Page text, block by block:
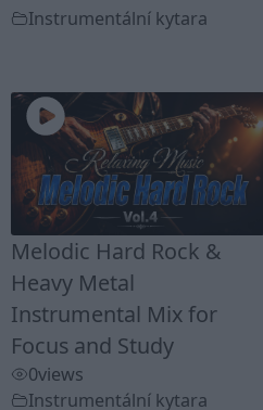
Instrumentální kytara
Melodic Hard Rock &
Heavy Metal
Instrumental Mix for
Focus and Study
0views
Instrumentální kytara